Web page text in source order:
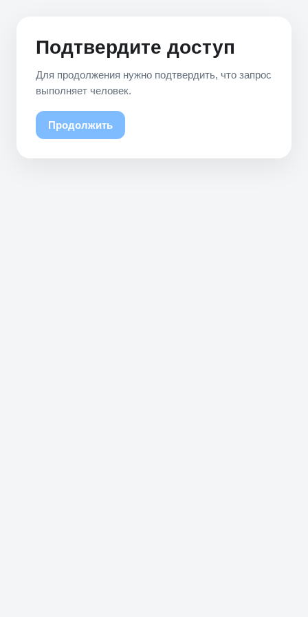
Подтвердите доступ
Для продолжения нужно подтвердить, что запрос
выполняет человек.
Продолжить